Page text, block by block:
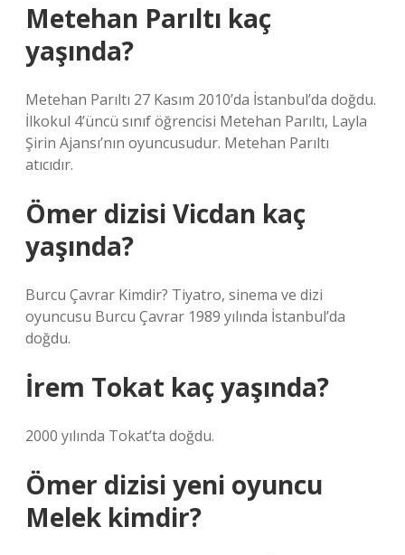
Metehan Parıltı kaç
yaşında?
Metehan Parıltı 27 Kasım 2010’da İstanbul’da doğdu.
İlkokul 4’üncü sınıf öğrencisi Metehan Parıltı, Layla
Şirin Ajansı’nın oyuncusudur. Metehan Parıltı
atıcıdır.
Ömer dizisi Vicdan kaç
yaşında?
Burcu Çavrar Kimdir? Tiyatro, sinema ve dizi
oyuncusu Burcu Çavrar 1989 yılında İstanbul’da
doğdu.
İrem Tokat kaç yaşında?
2000 yılında Tokat’ta doğdu.
Ömer dizisi yeni oyuncu
Melek kimdir?